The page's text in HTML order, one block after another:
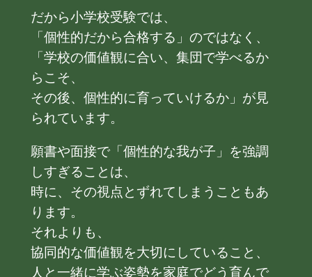
だから小学校受験では、
「個性的だから合格する」のではなく、
「学校の価値観に合い、集団で学べるか
らこそ、
その後、個性的に育っていけるか」が見
られています。
願書や面接で「個性的な我が子」を強調
しすぎることは、
時に、その視点とずれてしまうこともあ
ります。
それよりも、
協同的な価値観を大切にしていること、
人と一緒に学ぶ姿勢を家庭でどう育んで